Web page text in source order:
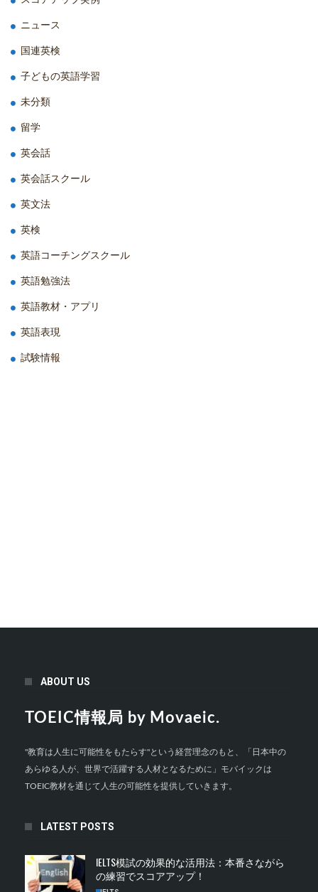
ニュース
国連英検
子どもの英語学習
未分類
留学
英会話
英会話スクール
英文法
英検
英語コーチングスクール
英語勉強法
英語教材・アプリ
英語表現
試験情報
ABOUT US
TOEIC情報局 by Movaeic.
"教育は人生に可能性をもたらす"という経営理念のもと、「日本中の
あらゆる人が、世界で活躍する人材となるために」モバイックは
TOEIC教材を通じて人生の可能性を提供していきます。
LATEST POSTS
IELTS模試の効果的な活用法：本番さながら
の練習でスコアアップ！